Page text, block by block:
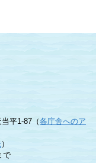
平1-87（各庁舎へのア
）
で